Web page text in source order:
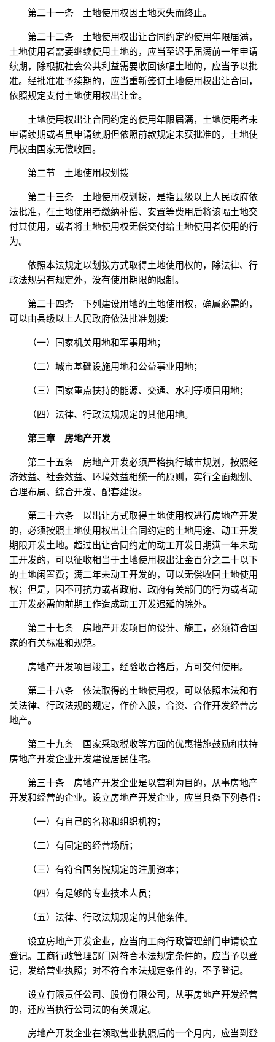
第二十一条 土地使用权因土地灭失而终止。
第二十二条 土地使用权出让合同约定的使用年限届满，
土地使用者需要继续使用土地的，应当至迟于届满前一年申请
续期，除根据社会公共利益需要收回该幅土地的，应当予以批
准。经批准准予续期的，应当重新签订土地使用权出让合同，
依照规定支付土地使用权出让金。
土地使用权出让合同约定的使用年限届满，土地使用者未
申请续期或者虽申请续期但依照前款规定未获批准的，土地使
用权由国家无偿收回。
第二节 土地使用权划拨
第二十三条 土地使用权划拨，是指县级以上人民政府依
法批准，在土地使用者缴纳补偿、安置等费用后将该幅土地交
付其使用，或者将土地使用权无偿交付给土地使用者使用的行
为。
依照本法规定以划拨方式取得土地使用权的，除法律、行
政法规另有规定外，没有使用期限的限制。
第二十四条 下列建设用地的土地使用权，确属必需的，
可以由县级以上人民政府依法批准划拨:
（一）国家机关用地和军事用地；
（二）城市基础设施用地和公益事业用地；
（三）国家重点扶持的能源、交通、水利等项目用地；
（四）法律、行政法规规定的其他用地。
第三章 房地产开发
第二十五条 房地产开发必须严格执行城市规划，按照经
济效益、社会效益、环境效益相统一的原则，实行全面规划、
合理布局、综合开发、配套建设。
第二十六条 以出让方式取得土地使用权进行房地产开发
的，必须按照土地使用权出让合同约定的土地用途、动工开发
期限开发土地。超过出让合同约定的动工开发日期满一年未动
工开发的，可以征收相当于土地使用权出让金百分之二十以下
的土地闲置费；满二年未动工开发的，可以无偿收回土地使用
权；但是，因不可抗力或者政府、政府有关部门的行为或者动
工开发必需的前期工作造成动工开发迟延的除外。
第二十七条 房地产开发项目的设计、施工，必须符合国
家的有关标准和规范。
房地产开发项目竣工，经验收合格后，方可交付使用。
第二十八条 依法取得的土地使用权，可以依照本法和有
关法律、行政法规的规定，作价入股，合资、合作开发经营房
地产。
第二十九条 国家采取税收等方面的优惠措施鼓励和扶持
房地产开发企业开发建设居民住宅。
第三十条 房地产开发企业是以营利为目的，从事房地产
开发和经营的企业。设立房地产开发企业，应当具备下列条件:
（一）有自己的名称和组织机构；
（二）有固定的经营场所；
（三）有符合国务院规定的注册资本；
（四）有足够的专业技术人员；
（五）法律、行政法规规定的其他条件。
设立房地产开发企业，应当向工商行政管理部门申请设立
登记。工商行政管理部门对符合本法规定条件的，应当予以登
记，发给营业执照；对不符合本法规定条件的，不予登记。
设立有限责任公司、股份有限公司，从事房地产开发经营
的，还应当执行公司法的有关规定。
房地产开发企业在领取营业执照后的一个月内，应当到登